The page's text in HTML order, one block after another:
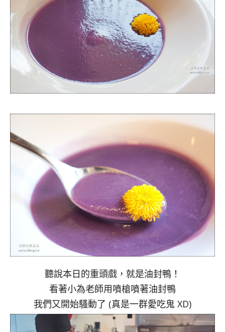
聽說本日的重頭戲，就是油封鴨！
看著小為老師用噴槍噴著油封鴨
我們又開始騷動了 (真是一群愛吃鬼 XD)